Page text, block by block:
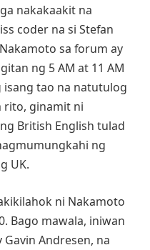
nakakaakit na
coder na si Stefan
sa forum ay
ng 5 AM at 11 AM
isang tao na natutulog
rito, ginamit ni
British English tulad
ng
UK.
ni Nakamoto
Bago mawala, iniwan
Andresen, na